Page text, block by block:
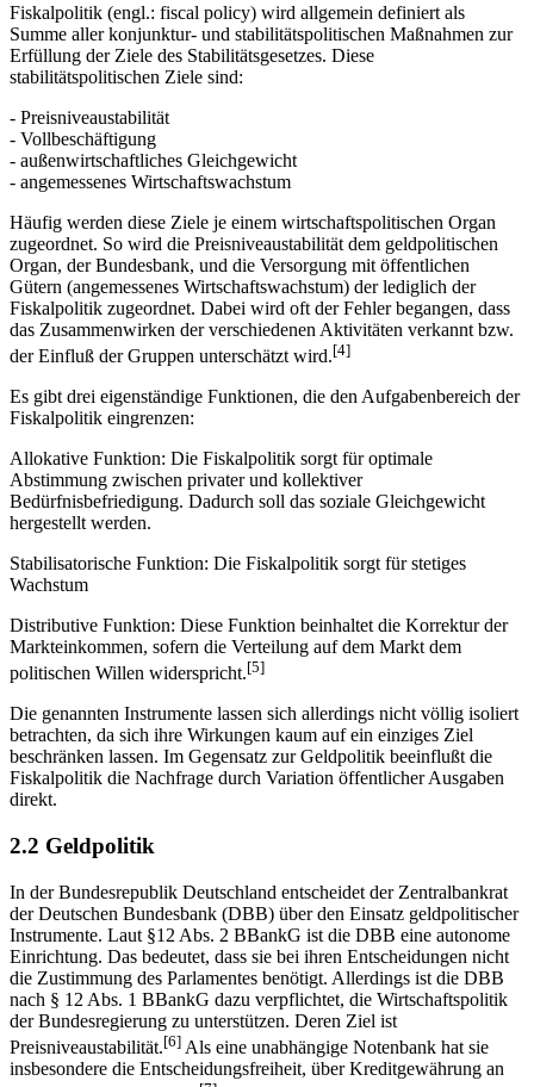
Fiskalpolitik (engl.: fiscal policy) wird allgemein definiert als
Summe aller konjunktur- und stabilitätspolitischen Maßnahmen zur
Erfüllung der Ziele des Stabilitätsgesetzes. Diese
stabilitätspolitischen Ziele sind:
- Preisniveaustabilität
- Vollbeschäftigung
- außenwirtschaftliches Gleichgewicht
- angemessenes Wirtschaftswachstum
Häufig werden diese Ziele je einem wirtschaftspolitischen Organ
zugeordnet. So wird die Preisniveaustabilität dem geldpolitischen
Organ, der Bundesbank, und die Versorgung mit öffentlichen
Gütern (angemessenes Wirtschaftswachstum) der lediglich der
Fiskalpolitik zugeordnet. Dabei wird oft der Fehler begangen, dass
das Zusammenwirken der verschiedenen Aktivitäten verkannt bzw.
der Einfluß der Gruppen unterschätzt wird.[4]
Es gibt drei eigenständige Funktionen, die den Aufgabenbereich der
Fiskalpolitik eingrenzen:
Allokative Funktion: Die Fiskalpolitik sorgt für optimale
Abstimmung zwischen privater und kollektiver
Bedürfnisbefriedigung. Dadurch soll das soziale Gleichgewicht
hergestellt werden.
Stabilisatorische Funktion: Die Fiskalpolitik sorgt für stetiges
Wachstum
Distributive Funktion: Diese Funktion beinhaltet die Korrektur der
Markteinkommen, sofern die Verteilung auf dem Markt dem
politischen Willen widerspricht.[5]
Die genannten Instrumente lassen sich allerdings nicht völlig isoliert
betrachten, da sich ihre Wirkungen kaum auf ein einziges Ziel
beschränken lassen. Im Gegensatz zur Geldpolitik beeinflußt die
Fiskalpolitik die Nachfrage durch Variation öffentlicher Ausgaben
direkt.
2.2 Geldpolitik
In der Bundesrepublik Deutschland entscheidet der Zentralbankrat
der Deutschen Bundesbank (DBB) über den Einsatz geldpolitischer
Instrumente. Laut §12 Abs. 2 BBankG ist die DBB eine autonome
Einrichtung. Das bedeutet, dass sie bei ihren Entscheidungen nicht
die Zustimmung des Parlamentes benötigt. Allerdings ist die DBB
nach § 12 Abs. 1 BBankG dazu verpflichtet, die Wirtschaftspolitik
der Bundesregierung zu unterstützen. Deren Ziel ist
Preisniveaustabilität.[6] Als eine unabhängige Notenbank hat sie
insbesondere die Entscheidungsfreiheit, über Kreditgewährung an